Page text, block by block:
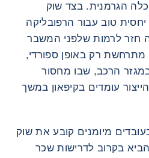
הגרמנית. בצד שוק
טוב עבור הרפובליקה
חזר לרמות שלפני המשבר
הפרידה מתרחשת רק באופן ספורדי,
הרכב, שבו מחסור
עומדים בקיפאון במשך
מיומנים קובע את שוק
בקרוב לדרישות שכר